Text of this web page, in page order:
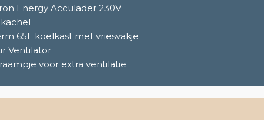
Energy Acculader 230V
65L koelkast met vriesvakje
Ventilator
voor extra ventilatie